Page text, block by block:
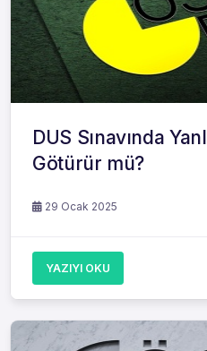
DUS Sınavında
Götürür mü?
29 Ocak 2025
YAZIYI OKU